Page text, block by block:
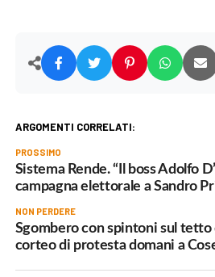
ARGOMENTI CORRELATI:
PROSSIMO
Sistema Rende. “Il boss Adolfo
campagna elettorale a Sandro
NON PERDERE
Sgombero con spintoni sul
corteo di protesta domani a